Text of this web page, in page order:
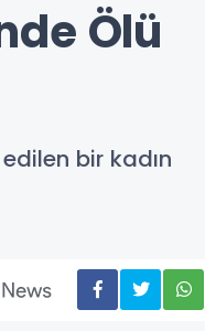
Ölü
bir kadın